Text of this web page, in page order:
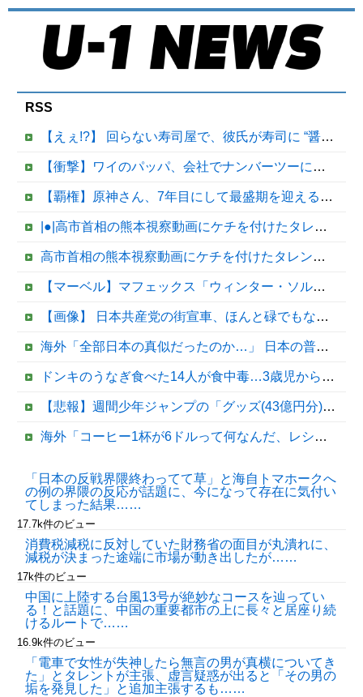
RSS
【えぇ!?】 回らない寿司屋で、彼氏が寿司に “醤油” つけてた→私「は？30にもなって、醤油つけるとか恥ずかしい！ドン引き！低レベル!! 回転寿司しか行ったことない人はこれだから…」
【衝撃】ワイのパッパ、会社でナンバーツーになった結果ｗｗｗｗｗｗｗｗｗｗ
【覇権】原神さん、7年目にして最盛期を迎えるｗｗｗｗｗｗｗｗｗｗ
|●|高市首相の熊本視察動画にケチを付けたタレント、「正体バレバレよな」と黒電話の呼び方であっさりと……
高市首相の熊本視察動画にケチを付けたタレント、「正体バレバレよな」と黒電話の呼び方であっさりと……他
【マーベル】マフェックス「ウィンター・ソルジャー」可動フィギュア【再販予約開始】
【画像】 日本共産党の街宣車、ほんと碌でもないな
海外「全部日本の真似だったのか…」 日本の普通のテレビ番組が最新SNSの数十年先を行っていたと話題に
ドンキのうなぎ食べた14人が食中毒…3歳児から75歳まで被害
【悲報】週間少年ジャンプの「グッズ(43億円分)」を注文し全てキャンセルした女逮捕ｗｗｗｗｗｗｗｗ
海外「コーヒー1杯が6ドルって何なんだ、レシートを二度見した」値上げで買うのをやめたもの…
【移民政策反対】イオンの売り場で唐揚げを食う中国人の子供
Powered by livedoor 相互RSS
「日本の反戦界隈終わってて草」と海自トマホークへ
の例の界隈の反応が話題に、今になって存在に気付い
てしまった結果……
17.7k件のビュー
消費税減税に反対していた財務省の面目が丸潰れに、
減税が決まった途端に市場が動き出したが……
17k件のビュー
中国に上陸する台風13号が絶妙なコースを辿ってい
る！と話題に、中国の重要都市の上に長々と居座り続
けるルートで……
16.9k件のビュー
「電車で女性が失神したら無言の男が真横についてき
た」とタレントが主張、虚言疑惑が出ると「その男の
垢を発見した」と追加主張するも……